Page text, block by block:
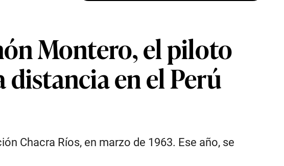
Montero, el piloto
en el Perú
Chacra Ríos, en marzo de 1963. Ese año, se